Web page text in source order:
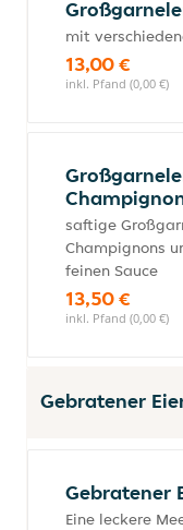
mit
13,00 €
inkl. Pfand (0,00 €)
saftige
Champignons
feinen Sauce
13,50 €
inkl. Pfand (0,00 €)
Gebratener
Gebratener
Eine leckere